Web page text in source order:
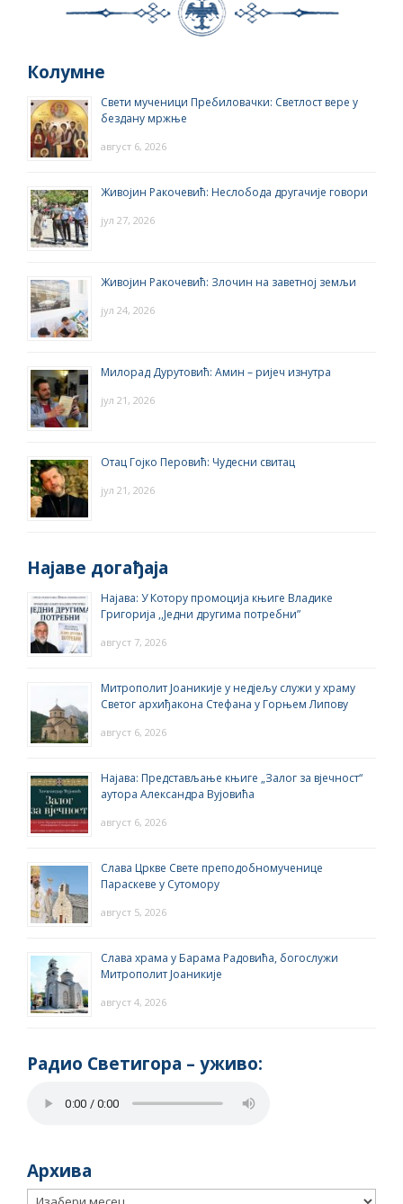
Колумне
Свети мученици Пребиловачки: Светлост вере у
бездану мржње
август 6, 2026
Живојин Ракочевић: Неслобода другачије говори
јул 27, 2026
Живојин Ракочевић: Злочин на заветној земљи
јул 24, 2026
Милорад Дурутовић: Амин – ријеч изнутра
јул 21, 2026
Отац Гојко Перовић: Чудесни свитац
јул 21, 2026
Најаве догађаја
Најава: У Котору промоција књиге Владике
Григорија ,,Једни другима потребни”
август 7, 2026
Митрополит Јоаникије у недјељу служи у храму
Светог архиђакона Стефана у Горњем Липову
август 6, 2026
Најава: Представљање књиге „Залог за вјечност“
аутора Александра Вујовића
август 6, 2026
Слава Цркве Свете преподобномученице
Параскеве у Сутомору
август 5, 2026
Слава храма у Барама Радовића, богослужи
Митрополит Јоаникије
август 4, 2026
Радио Светигора – yживо:
Архива
Архива